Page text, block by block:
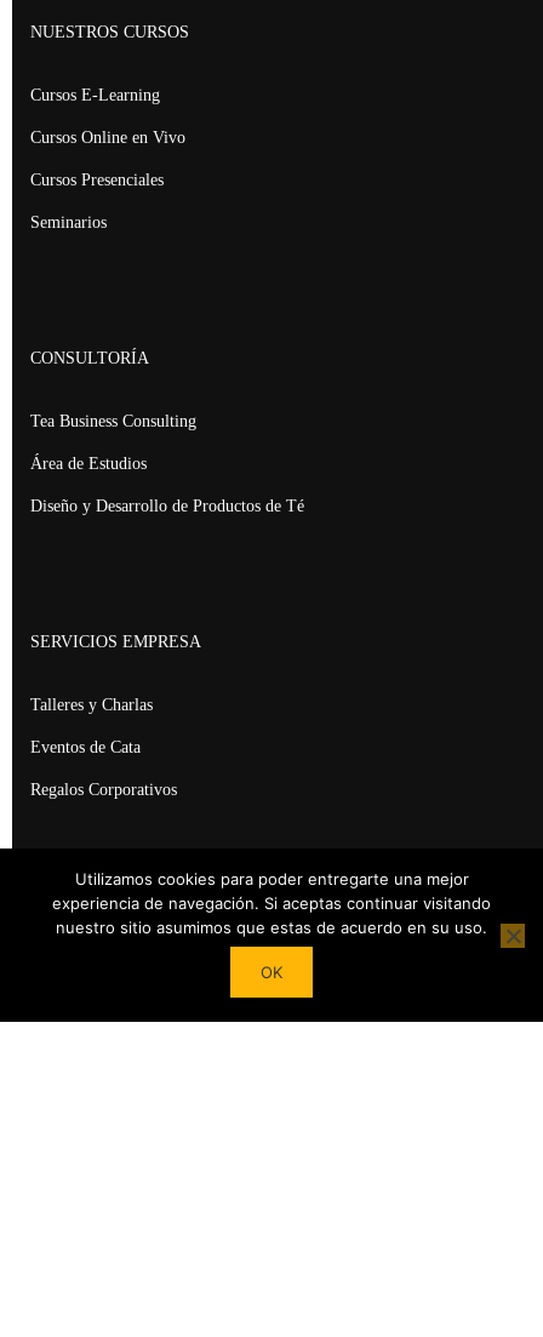
NUESTROS CURSOS
Cursos E-Learning
Cursos Online en Vivo
Cursos Presenciales
Seminarios
CONSULTORÍA
Tea Business Consulting
Área de Estudios
Diseño y Desarrollo de Productos de Té
SERVICIOS EMPRESA
Talleres y Charlas
Eventos de Cata
Regalos Corporativos
Powered by Tea Institute Latinoamérica® 2026. Todos Los derechos
Utilizamos cookies para poder entregarte una mejor
experiencia de navegación. Si aceptas continuar visitando
nuestro sitio asumimos que estas de acuerdo en su uso.
OK